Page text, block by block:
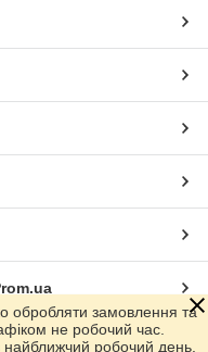
обробляти замовлення та
не робочий час.
робочий день.